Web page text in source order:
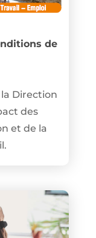
de
Direction
des
et de la